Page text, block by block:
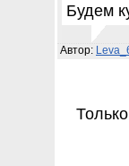
Будем
Автор: